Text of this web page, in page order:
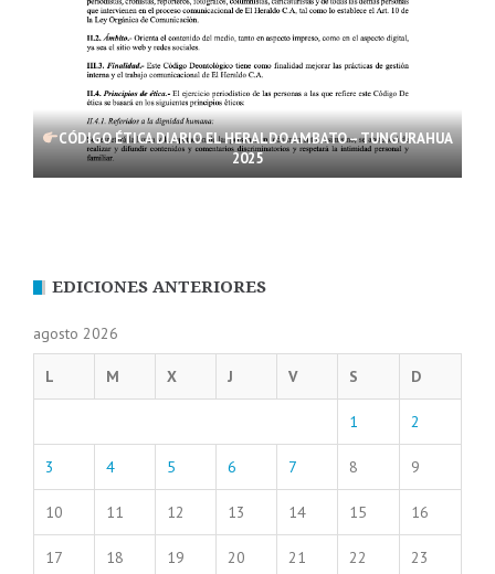
CÓDIGO ÉTICA DIARIO EL HERALDO AMBATO – TUNGURAHUA
2025
EDICIONES ANTERIORES
agosto 2026
L M X J V S D
1 2
3 4 5 6 7 8 9
10 11 12 13 14 15 16
17 18 19 20 21 22 23